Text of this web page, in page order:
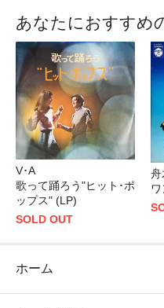
あなたにおすすめ
V･A
歌って踊ろう"ヒット･ポ
ップス" (LP)
SOLD OUT
舟
ホーム